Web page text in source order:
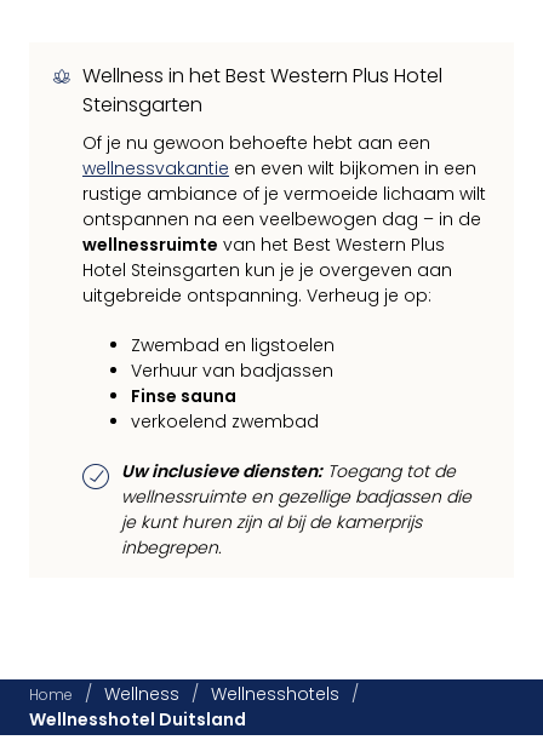
Wellness in het Best Western Plus Hotel
Steinsgarten
Of je nu gewoon behoefte hebt aan een
wellnessvakantie en even wilt bijkomen in een
rustige ambiance of je vermoeide lichaam wilt
ontspannen na een veelbewogen dag – in de
wellnessruimte van het Best Western Plus
Hotel Steinsgarten kun je je overgeven aan
uitgebreide ontspanning. Verheug je op:
Zwembad en ligstoelen
Verhuur van badjassen
Finse sauna
verkoelend zwembad
Uw inclusieve diensten:Toegang tot de
wellnessruimte en gezellige badjassen die
je kunt huren zijn al bij de kamerprijs
inbegrepen.
Home / Wellness / Wellnesshotels /
Wellnesshotel Duitsland